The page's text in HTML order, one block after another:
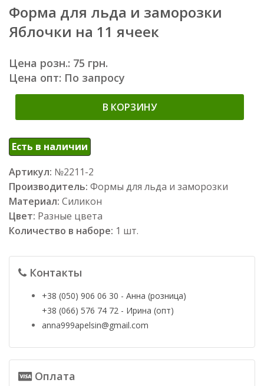
Форма для льда и заморозки
Яблочки на 11 ячеек
Цена розн.: 75 грн.
Цена опт: По запросу
В КОРЗИНУ
Есть в наличии
Артикул: №2211-2
Производитель: Формы для льда и заморозки
Материал: Силикон
Цвет: Разные цвета
Количество в наборе: 1 шт.
Контакты
+38 (050) 906 06 30 - Анна (розница)
+38 (066) 576 74 72 - Ирина (опт)
anna999apelsin@gmail.com
Оплата